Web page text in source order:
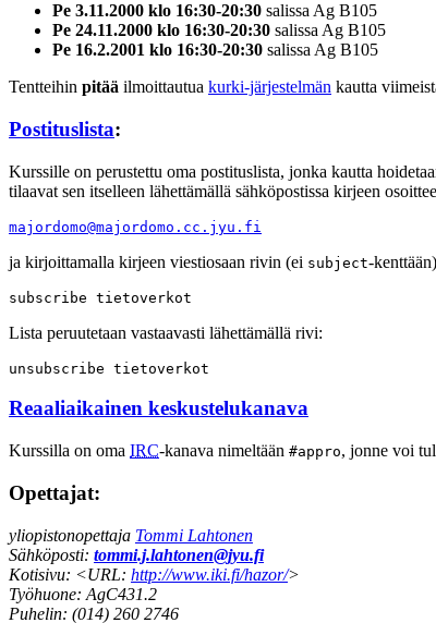
Pe 3.11.2000 klo 16:30-20:30 salissa Ag B105
Pe 24.11.2000 klo 16:30-20:30 salissa Ag B105
Pe 16.2.2001 klo 16:30-20:30 salissa Ag B105
Tentteihin pitää ilmoittautua kurki-järjestelmän kautta
Postituslista:
Kurssille on perustettu oma postituslista, jonka kautta
tilaavat sen itselleen lähettämällä sähköpostissa kirjeen
majordomo@majordomo.cc.jyu.fi
ja kirjoittamalla kirjeen viestiosaan rivin (ei subject-kenttään)
subscribe tietoverkot
Lista peruutetaan vastaavasti lähettämällä rivi:
unsubscribe tietoverkot
Reaaliaikainen keskustelukanava
Kurssilla on oma IRC-kanava nimeltään #appro, jonne voi
Opettajat:
yliopistonopettaja Tommi Lahtonen
Sähköposti: tommi.j.lahtonen@jyu.fi
Kotisivu: <URL: http://www.iki.fi/hazor/>
Työhuone: AgC431.2
Puhelin: (014) 260 2746